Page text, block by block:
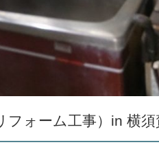
フォーム工事）in 横須